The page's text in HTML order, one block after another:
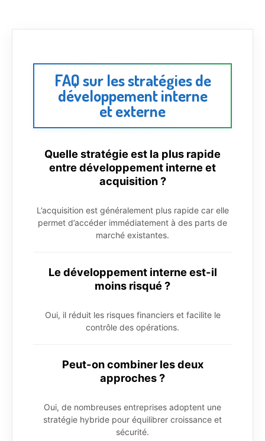
FAQ sur les stratégies de
développement interne
et externe
Quelle stratégie est la plus rapide
entre développement interne et
acquisition ?
L’acquisition est généralement plus rapide car elle
permet d’accéder immédiatement à des parts de
marché existantes.
Le développement interne est-il
moins risqué ?
Oui, il réduit les risques financiers et facilite le
contrôle des opérations.
Peut-on combiner les deux
approches ?
Oui, de nombreuses entreprises adoptent une
stratégie hybride pour équilibrer croissance et
sécurité.